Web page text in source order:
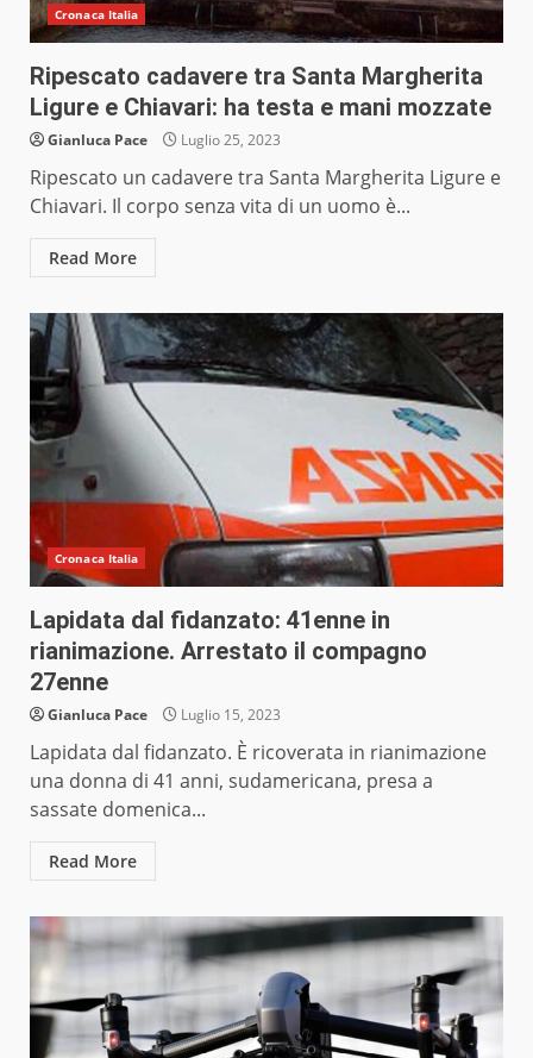
Cronaca Italia
Ripescato cadavere tra Santa Margherita
Ligure e Chiavari: ha testa e mani mozzate
Gianluca Pace Luglio 25, 2023
Ripescato un cadavere tra Santa Margherita Ligure e
Chiavari. Il corpo senza vita di un uomo è...
Read More
Cronaca Italia
Lapidata dal fidanzato: 41enne in
rianimazione. Arrestato il compagno
27enne
Gianluca Pace Luglio 15, 2023
Lapidata dal fidanzato. È ricoverata in rianimazione
una donna di 41 anni, sudamericana, presa a
sassate domenica...
Read More